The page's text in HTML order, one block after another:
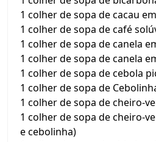
1 colher de sopa de cacau
1 colher de sopa de café
1 colher de sopa de canela
1 colher de sopa de canela
1 colher de sopa de cebola
1 colher de sopa de
1 colher de sopa de cheiro-
1 colher de sopa de cheiro-
e cebolinha)